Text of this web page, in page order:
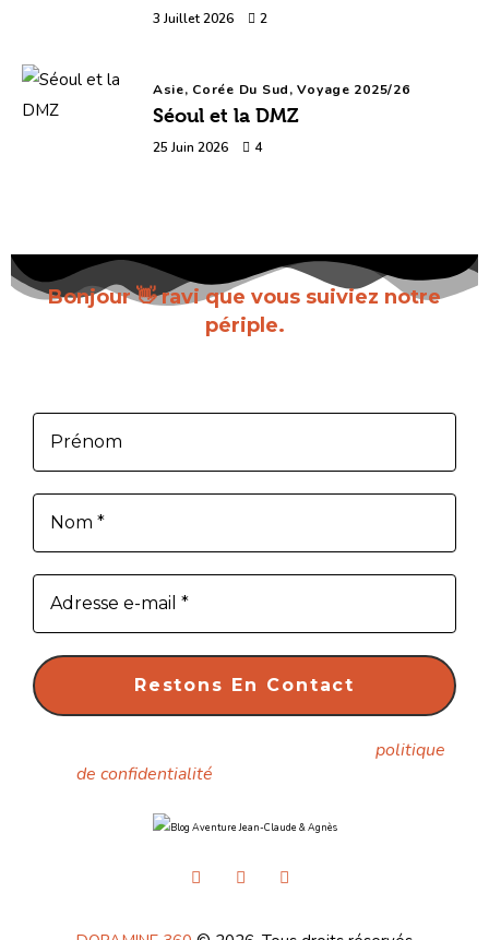
3 Juillet 2026 2
Asie, Corée Du Sud,Voyage 2025/26
Séoul et la DMZ
25 Juin 2026 4
Bonjour 👋 ravi que vous suiviez notre
périple.
politique
de confidentialité